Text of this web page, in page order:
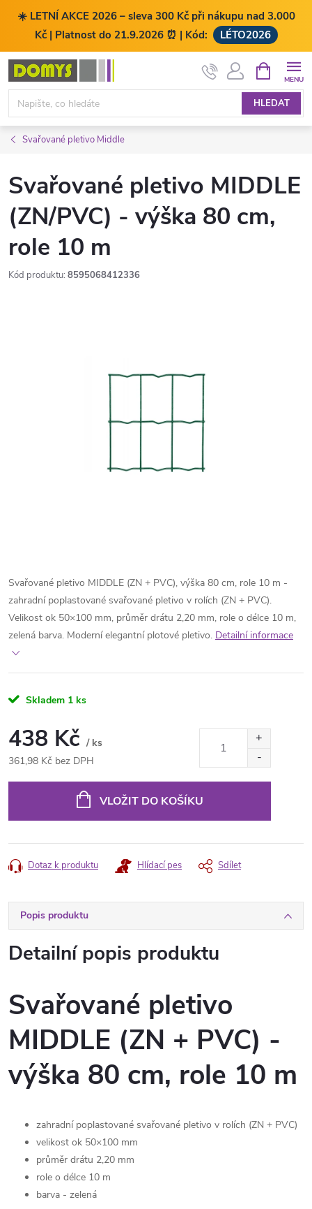
☀️ LETNÍ AKCE 2026 – sleva 300 Kč při nákupu nad 3.000
Kč | Platnost do 21.9.2026 ⏰ | Kód:
LÉTO2026
Přejít
obsah
HLEDAT
NÁKUPNÍ
KOŠÍK
Svařované pletivo Middle
Svařované pletivo MIDDLE
(ZN/PVC) - výška 80 cm,
role 10 m
Kód produktu: 8595068412336
Svařované pletivo MIDDLE (ZN + PVC), výška 80 cm, role 10 m -
zahradní poplastované svařované pletivo v rolích (ZN + PVC).
Velikost ok 50×100 mm, průměr drátu 2,20 mm, role o délce 10 m,
zelená barva. Moderní elegantní plotové pletivo. Detailní informace
Skladem 1 ks
438 Kč / ks
361,98 Kč bez DPH
VLOŽIT DO KOŠÍKU
Dotaz k produktu Hlídací pes Sdílet
Popis produktu
Detailní popis produktu
Svařované pletivo
MIDDLE (ZN + PVC) -
výška 80 cm, role 10 m
zahradní poplastované svařované pletivo v rolích (ZN + PVC)
velikost ok 50×100 mm
průměr drátu 2,20 mm
role o délce 10 m
barva - zelená